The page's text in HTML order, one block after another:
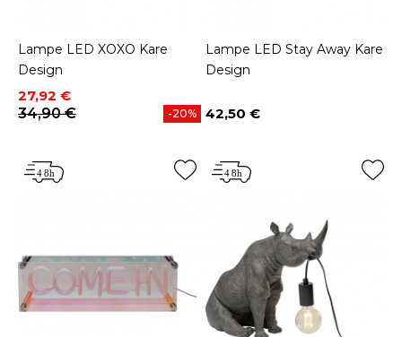
Lampe LED XOXO Kare
Design
Prix
27,92 €
Prix de base
34,90 €
-20%
Lampe LED Stay Away Kare
Design
Prix
42,50 €